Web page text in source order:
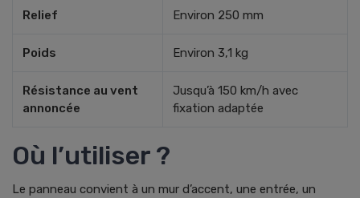
Relief Environ 250 mm
Poids Environ 3,1 kg
Résistance au vent
annoncée
Jusqu’à 150 km/h avec
fixation adaptée
Où l’utiliser ?
Le panneau convient à un mur d’accent, une entrée, un